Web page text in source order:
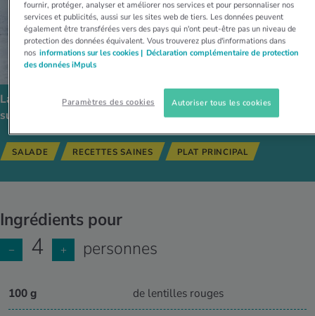
La recette est compatible avec les régimes alimentaires
suivants:
SALADE RECETTES SAINES PLAT PRINCIPAL
Ingrédients pour
− 4 + personnes
100 g de lentilles rouges
fournir, protéger, analyser et améliorer nos services et pour personnaliser nos
services et publicités, aussi sur les sites web de tiers. Les données peuvent
également être transférées vers des pays qui n'ont peut-être pas un niveau de
protection des données équivalent. Vous trouverez plus d'informations dans
nos informations sur les cookies | Déclaration complémentaire de protection
des données iMpuls
Paramètres des cookies Autoriser tous les cookies